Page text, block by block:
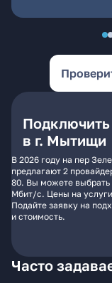
в г. Мытищи
В 2026 году на пер
предлагают 2
80. Вы можете выбрать
Мбит/с. Цены на
Подайте заявку на
и стоимость.
Часто